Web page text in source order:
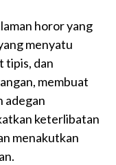
horor yang
menyatu
tipis, dan
membuat
adegan
keterlibatan
menakutkan